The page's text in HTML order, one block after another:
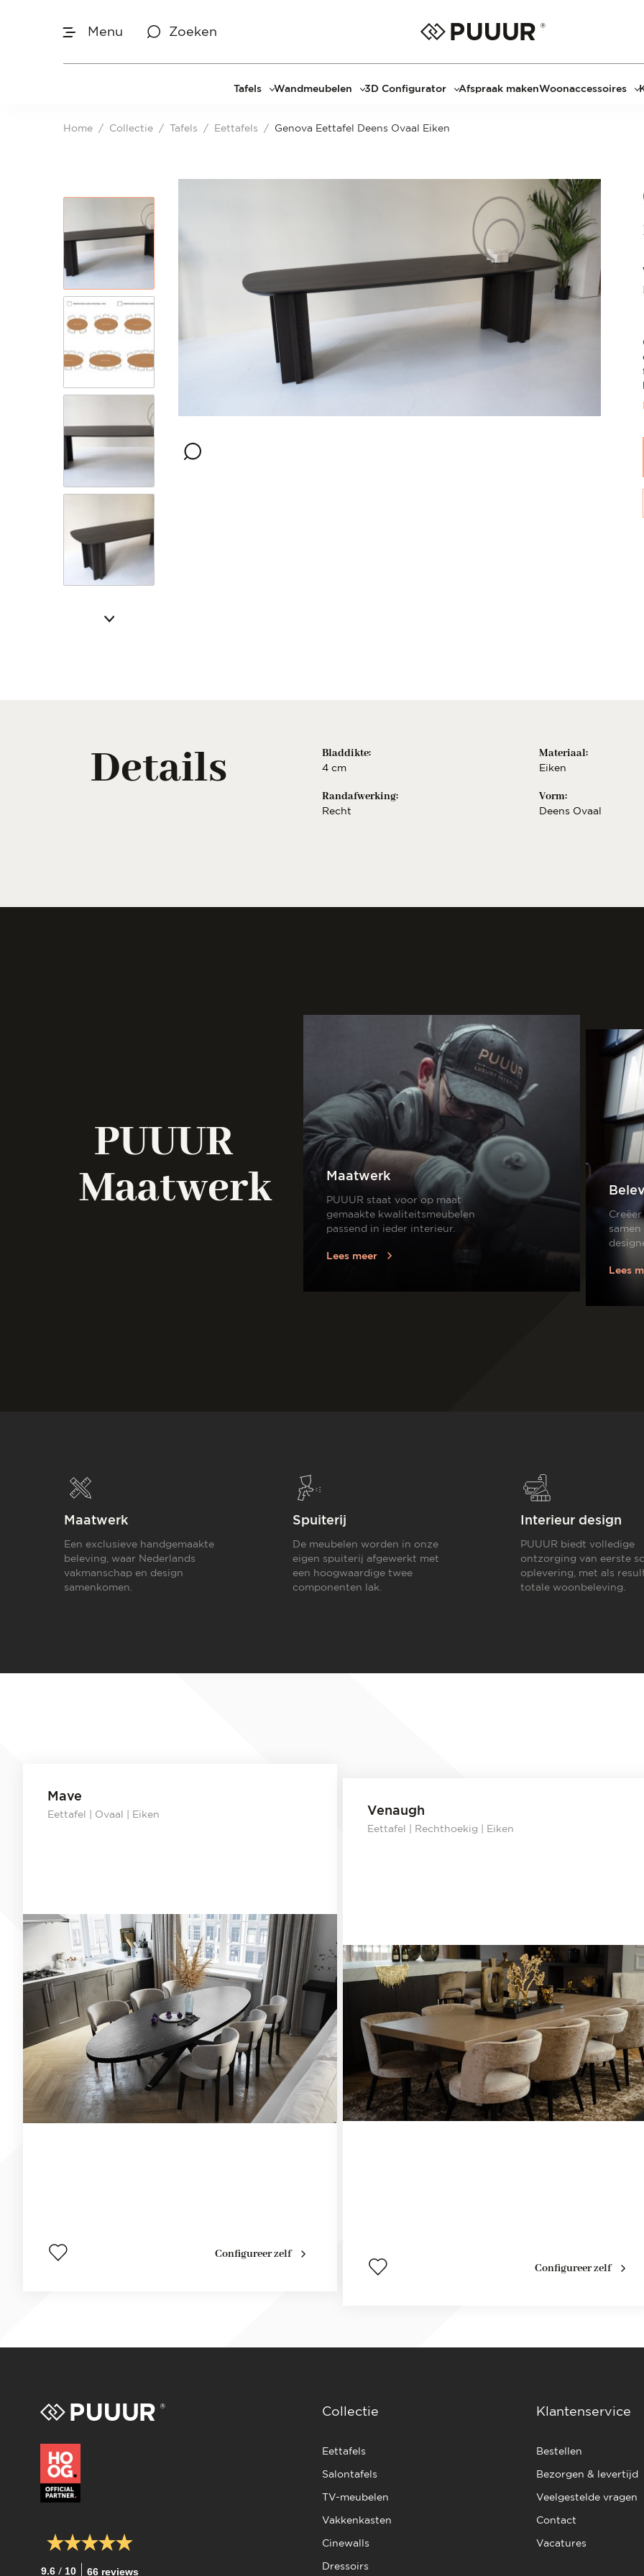
Menu Zoeken
Tafels Wandmeubelen 3D Configurator Afspraak makenWoonaccessoires
Huisparfums
Geurkaarsen
Kaarshouders
Lampen
Spiegels
Serveren
Home / Collectie / Tafels / Eettafels / Genova Eettafel Deens Ovaal Eiken
Details Bladdikte:
4 cm
Materiaal:
Eiken
Randafwerking:
Recht
Vorm:
Deens Ovaal
PUUUR
Maatwerk
Maatwerk
PUUUR staat voor op maat
gemaakte kwaliteitsmeubelen
passend in ieder interieur.
Lees meer
Lees
Maatwerk
Een exclusieve handgemaakte
beleving, waar Nederlands
vakmanschap en design
samenkomen.
Spuiterij
De meubelen worden in onze
eigen spuiterij afgewerkt met
een hoogwaardige twee
componenten lak.
Interieur design
PUUUR biedt volledige
ontzorging van eerste
oplevering, met als
totale woonbeleving.
Mave
Eettafel | Ovaal | Eiken
Configureer zelf
Venaugh
Eettafel | Rechthoekig | Eiken
Configureer zelf
9.6 / 10 66 reviews
Collectie
Eettafels
Salontafels
TV-meubelen
Vakkenkasten
Cinewalls
Dressoirs
Klantenservice
Bestellen
Bezorgen & levertijd
Veelgestelde vragen
Contact
Vacatures
Afmetingen
jouw eigen eettafel. Begin bij het bepalen
van de gewenste afmetingen.
Afmetingen
Afwerking
Kleur
Rand Afwerking